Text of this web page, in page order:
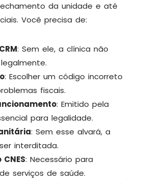
da unidade e até
Você precisa de:
: Sem ele, a clínica não
: Escolher um código incorreto
fiscais.
: Emitido pela
para legalidade.
: Sem esse alvará, a
interditada.
: Necessário para
serviços de saúde.